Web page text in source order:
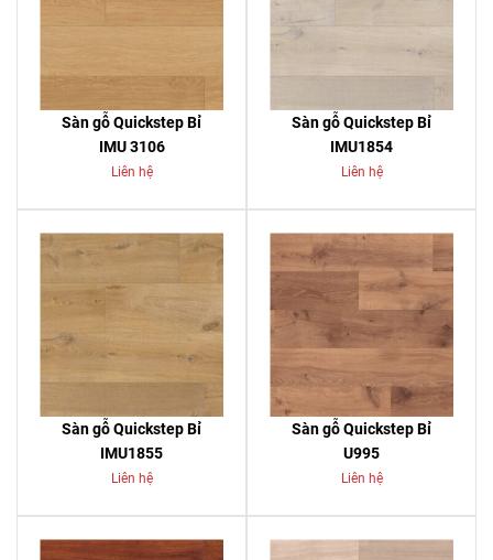
Sàn gỗ Quickstep Bỉ
IMU 3106
Liên hệ
Sàn gỗ Quickstep Bỉ
IMU1854
Liên hệ
Sàn gỗ Quickstep Bỉ
IMU1855
Liên hệ
Sàn gỗ Quickstep Bỉ
U995
Liên hệ